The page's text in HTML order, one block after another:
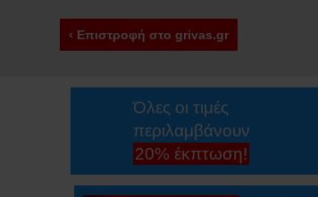
‹ Επιστροφή στο grivas.gr
Όλες οι τιμές
περιλαμβάνουν
20% έκπτωση!